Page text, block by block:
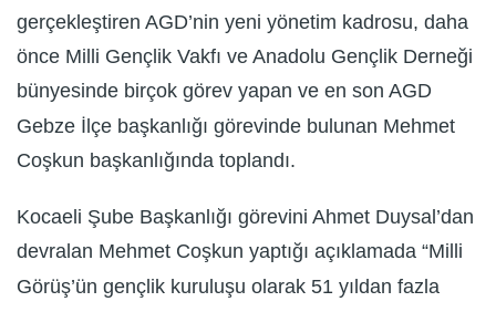
gerçekleştiren AGD’nin yeni yönetim kadrosu, daha
önce Milli Gençlik Vakfı ve Anadolu Gençlik Derneği
bünyesinde birçok görev yapan ve en son AGD
Gebze İlçe başkanlığı görevinde bulunan Mehmet
Coşkun başkanlığında toplandı.
Kocaeli Şube Başkanlığı görevini Ahmet Duysal’dan
devralan Mehmet Coşkun yaptığı açıklamada “Milli
Görüş’ün gençlik kuruluşu olarak 51 yıldan fazla